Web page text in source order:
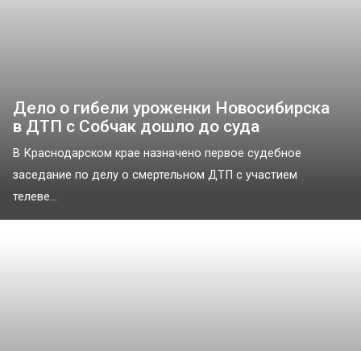
Дело о гибели уроженки Новосибирска
в ДТП с Собчак дошло до суда
В Краснодарском крае назначено первое судебное
заседание по делу о смертельном ДТП с участием
телеве...